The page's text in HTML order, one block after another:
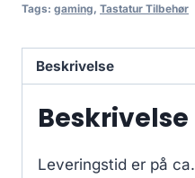
Tags: gaming, Tastatur Tilbehør
Beskrivelse
Beskrivelse
Leveringstid er på ca.